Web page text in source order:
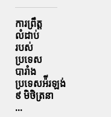
ការព្រឹត្ត
លំដាប់
របស់
ប្រទេស
បារាំង
ប្រទេសអ៉ីរឡង់
៩ មិថិត្រនា
...